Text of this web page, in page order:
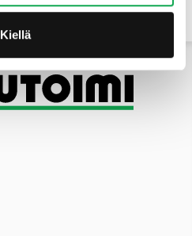
Kiellä